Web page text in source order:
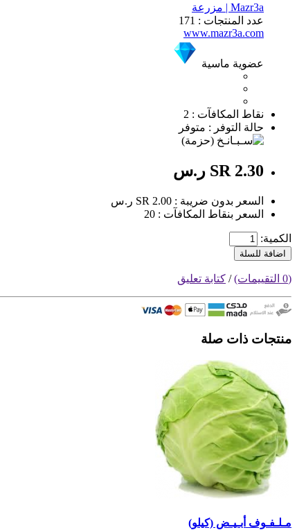
Mazr3a | مزرعة
عدد المنتجات : 171
www.mazr3a.com
عضوية ماسية
نقاط المكافآت : 2
حالة التوفر : متوفر
SR 2.30 ر.س
السعر بدون ضريبة : SR 2.00 ر.س
السعر بنقاط المكافآت : 20
الكمية:
اضافة للسلة
(0 التقييمات) / كتابة تعليق
منتجات ذات صلة
مـلـفـوف أبـيـض (كيلو)